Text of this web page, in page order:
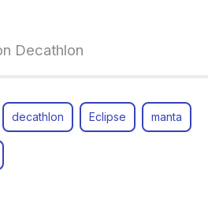
Decathlon
decathlon Eclipse manta